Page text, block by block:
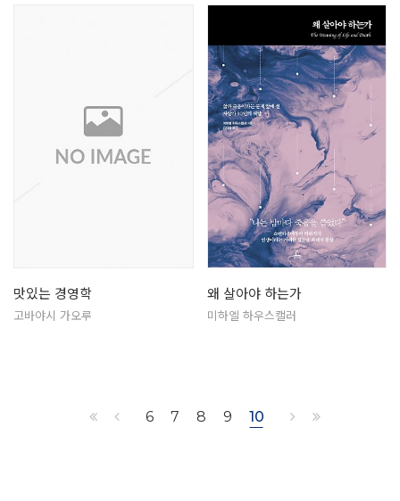
맛있는 경영학
고바야시 가오루
왜 살아야 하는가
미하엘 하우스캘러
6 7 8 9 10